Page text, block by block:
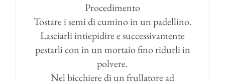
Procedimento
Tostare i semi di cumino in un padellino.
Lasciarli intiepidire e successivamente
pestarli con in un mortaio fino ridurli in
polvere.
Nel bicchiere di un frullatore ad